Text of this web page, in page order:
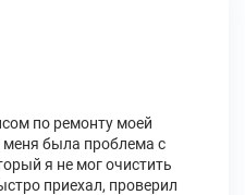
по ремонту моей
была проблема с
я не мог очистить
приехал, проверил